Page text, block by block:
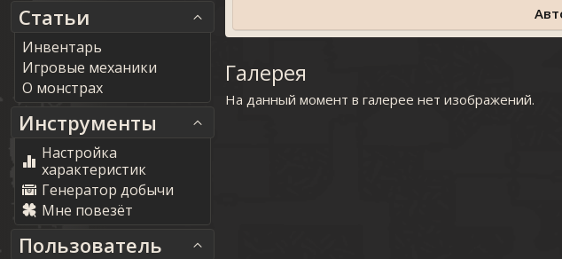
Статьи
Инвентарь
Игровые механики
О монстрах
Инструменты
Настройка
характеристик
Генератор добычи
Мне повезёт
Пользователь
Галерея
На данный момент в галерее нет изображений.